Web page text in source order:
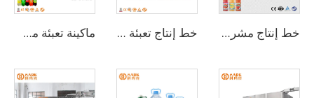
خط إنتاج مشروبات عصير الفواكه الطازج بسعة 12000 زجاجة في الساعة للزجاجات سعة 500 مل خط إنتاج تعبئة مشروبات ماء مكربن في زجاجات ماكينة تعبئة مشروبات المياه الغازية بسعة 1000-24000 زجاجة في الساعة